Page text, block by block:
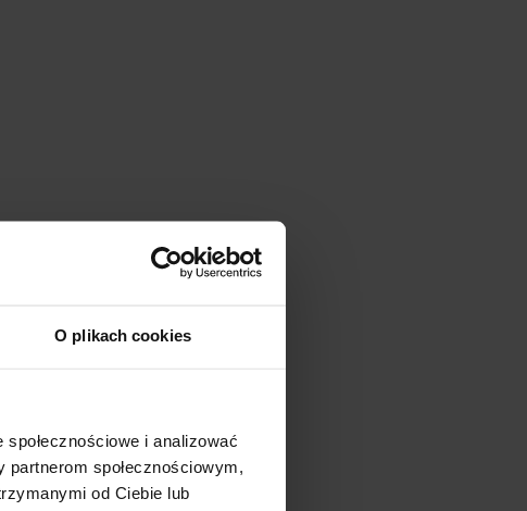
O plikach cookies
i analizować
społecznościowym,
od Ciebie lub